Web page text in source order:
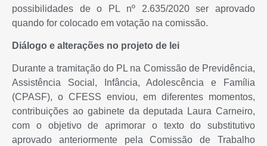
possibilidades de o PL nº 2.635/2020 ser aprovado
quando for colocado em votação na comissão.
Diálogo e alterações no projeto de lei
Durante a tramitação do PL na Comissão de Previdência,
Assistência Social, Infância, Adolescência e Família
(CPASF), o CFESS enviou, em diferentes momentos,
contribuições ao gabinete da deputada Laura Carneiro,
com o objetivo de aprimorar o texto do substitutivo
aprovado anteriormente pela Comissão de Trabalho